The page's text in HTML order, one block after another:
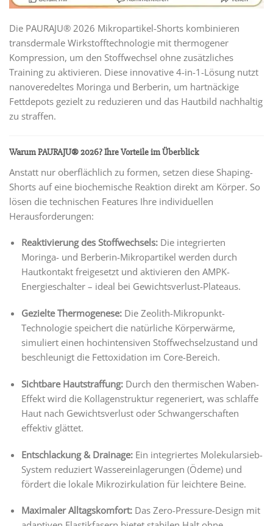
Die PAURAJU® 2026 Mikropartikel-Shorts kombinieren
transdermale Wirkstofftechnologie mit thermogener
Kompression, um den Stoffwechsel ohne zusätzliches
Training zu aktivieren. Diese innovative 4-in-1-Lösung nutzt
nanoveredeltes Moringa und Berberin, um hartnäckige
Fettdepots gezielt zu reduzieren und das Hautbild nachhaltig
zu straffen.
Warum PAURAJU® 2026? Ihre Vorteile im Überblick
Anstatt nur oberflächlich zu formen, setzen diese Shaping-
Shorts auf eine biochemische Reaktion direkt am Körper. So
lösen die technischen Features Ihre individuellen
Herausforderungen:
Reaktivierung des Stoffwechsels:Die integrierten
Moringa- und Berberin-Mikropartikel werden durch
Hautkontakt freigesetzt und aktivieren den AMPK-
Energieschalter – ideal bei Gewichtsverlust-Plateaus.
Gezielte Thermogenese:Die Zeolith-Mikropunkt-
Technologie speichert die natürliche Körperwärme,
simuliert einen hochintensiven Stoffwechselzustand und
beschleunigt die Fettoxidation im Core-Bereich.
Sichtbare Hautstraffung:Durch den thermischen Waben-
Effekt wird die Kollagenstruktur regeneriert, was schlaffe
Haut nach Gewichtsverlust oder Schwangerschaften
effektiv glättet.
Entschlackung & Drainage:Ein integriertes Molekularsieb-
System reduziert Wassereinlagerungen (Ödeme) und
fördert die lokale Mikrozirkulation für leichtere Beine.
Maximaler Alltagskomfort:Das Zero-Pressure-Design mit